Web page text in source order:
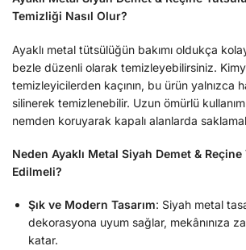
Temizliği Nasıl Olur?
Ayaklı metal tütsülüğün bakımı oldukça
bezle düzenli olarak temizleyebilirsiniz.
temizleyicilerden kaçının, bu ürün yalnızca
silinerek temizlenebilir. Uzun ömürlü
nemden koruyarak kapalı alanlarda
Neden Ayaklı Metal Siyah Demet &
Edilmeli?
Şık ve Modern Tasarım: Siyah metal
dekorasyona uyum sağlar, mekânınıza
katar.